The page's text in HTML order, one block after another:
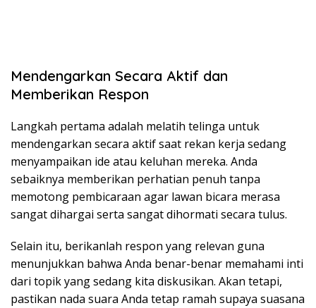
Mendengarkan Secara Aktif dan
Memberikan Respon
Langkah pertama adalah melatih telinga untuk
mendengarkan secara aktif saat rekan kerja sedang
menyampaikan ide atau keluhan mereka. Anda
sebaiknya memberikan perhatian penuh tanpa
memotong pembicaraan agar lawan bicara merasa
sangat dihargai serta sangat dihormati secara tulus.
Selain itu, berikanlah respon yang relevan guna
menunjukkan bahwa Anda benar-benar memahami inti
dari topik yang sedang kita diskusikan. Akan tetapi,
pastikan nada suara Anda tetap ramah supaya suasana